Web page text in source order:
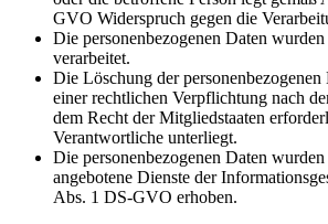
GVO Widerspruch gegen die
Die personenbezogenen Daten
verarbeitet.
Die Löschung der
einer rechtlichen Verpflichtung nach
dem Recht der Mitgliedstaaten
Verantwortliche unterliegt.
Die personenbezogenen Daten
angebotene Dienste der
Abs. 1 DS-GVO erhoben.